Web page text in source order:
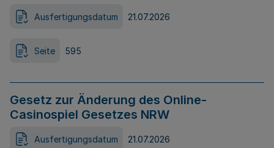
Ausfertigungsdatum 21.07.2026
Seite 595
Gesetz zur Änderung des Online-
Casinospiel Gesetzes NRW
Ausfertigungsdatum 21.07.2026